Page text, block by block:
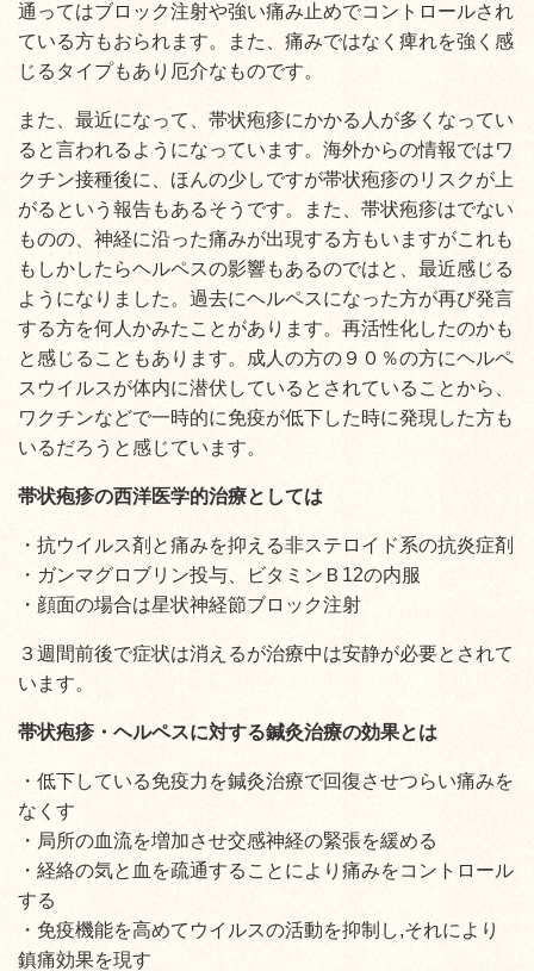
通ってはブロック注射や強い痛み止めでコントロールされ
ている方もおられます。また、痛みではなく痺れを強く感
じるタイプもあり厄介なものです。
また、最近になって、帯状疱疹にかかる人が多くなってい
ると言われるようになっています。海外からの情報ではワ
クチン接種後に、ほんの少しですが帯状疱疹のリスクが上
がるという報告もあるそうです。また、帯状疱疹はでない
ものの、神経に沿った痛みが出現する方もいますがこれも
もしかしたらヘルペスの影響もあるのではと、最近感じる
ようになりました。過去にヘルペスになった方が再び発言
する方を何人かみたことがあります。再活性化したのかも
と感じることもあります。成人の方の９０％の方にヘルペ
スウイルスが体内に潜伏しているとされていることから、
ワクチンなどで一時的に免疫が低下した時に発現した方も
いるだろうと感じています。
帯状疱疹の西洋医学的治療としては
・抗ウイルス剤と痛みを抑える非ステロイド系の抗炎症剤
・ガンマグロブリン投与、ビタミンＢ12の内服
・顔面の場合は星状神経節ブロック注射
３週間前後で症状は消えるが治療中は安静が必要とされて
います。
帯状疱疹・ヘルペスに対する鍼灸治療の効果とは
・低下している免疫力を鍼灸治療で回復させつらい痛みを
なくす
・局所の血流を増加させ交感神経の緊張を緩める
・経絡の気と血を疏通することにより痛みをコントロール
する
・免疫機能を高めてウイルスの活動を抑制し,それにより
鎮痛効果を現す